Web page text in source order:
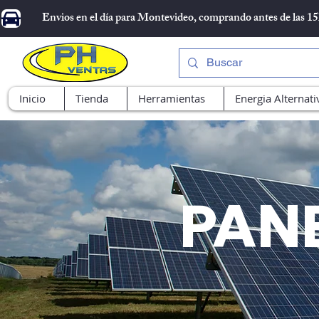
Envios en el día para Montevideo, comprando antes de las
Inicio Tienda Herramientas Energia